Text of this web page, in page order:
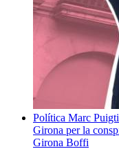
Política Marc
Girona per la
Girona Boffi